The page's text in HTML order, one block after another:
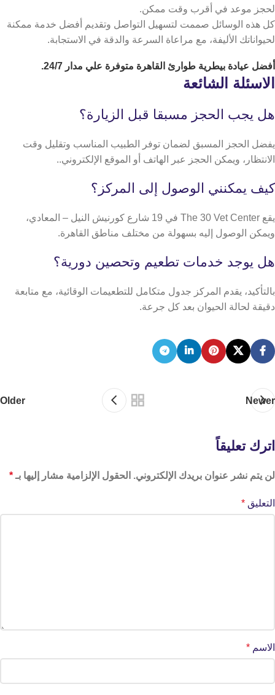
لحجز موعد في أقرب وقت ممكن.
كل هذه الوسائل صممت لتسهيل التواصل وتقديم أفضل خدمة ممكنة
لحيواناتك الأليفة، مع مراعاة السرعة والدقة في الاستجابة.
أفضل عيادة بيطرية طوارئ القاهرة متوفرة علي مدار 24/7.
الاسئلة الشائعة
هل يجب الحجز مسبقا قبل الزيارة؟
يفضل الحجز المسبق لضمان توفر الطبيب المناسب وتقليل وقت
الانتظار، ويمكن الحجز عبر الهاتف أو الموقع الإلكتروني..
كيف يمكنني الوصول إلى المركز؟
يقع The 30 Vet Center في 19 شارع كورنيش النيل – المعادي،
ويمكن الوصول إليه بسهولة من مختلف مناطق القاهرة.
هل يوجد خدمات تطعيم وتحصين دورية؟
بالتأكيد، يقدم المركز جدول متكامل للتطعيمات الوقائية، مع متابعة
دقيقة لحالة الحيوان بعد كل جرعة.
Newer
Older
اترك تعليقاً
لن يتم نشر عنوان بريدك الإلكتروني. الحقول الإلزامية مشار إليها بـ *
التعليق *
الاسم *